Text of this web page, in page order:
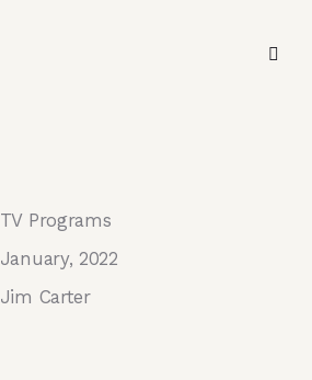
TV Programs
January, 2022
Jim Carter